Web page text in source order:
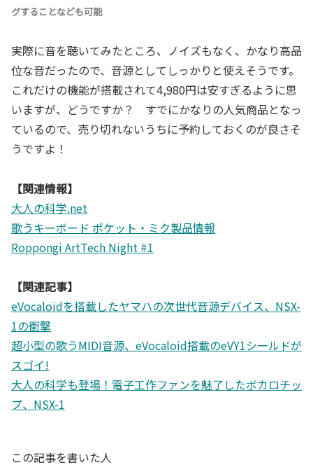
グすることなども可能
実際に音を聴いてみたところ、ノイズもなく、かなり高品
位な音だったので、音源としてしっかりと使えそうです。
これだけの機能が搭載されて4,980円は安すぎるように思
いますが、どうですか？ すでにかなりの人気商品となっ
ているので、売り切れないうちに予約しておくのが良さそ
うですよ！
【関連情報】
大人の科学.net
歌うキーボード ポケット・ミク製品情報
Roppongi ArtTech Night #1
【関連記事】
eVocaloidを搭載したヤマハの次世代音源デバイス、NSX-
1の衝撃
超小型の歌うMIDI音源、eVocaloid搭載のeVY1シールドが
スゴイ!
大人の科学も登場！電子工作ファンを魅了したボカロチッ
プ、NSX-1
この記事を書いた人